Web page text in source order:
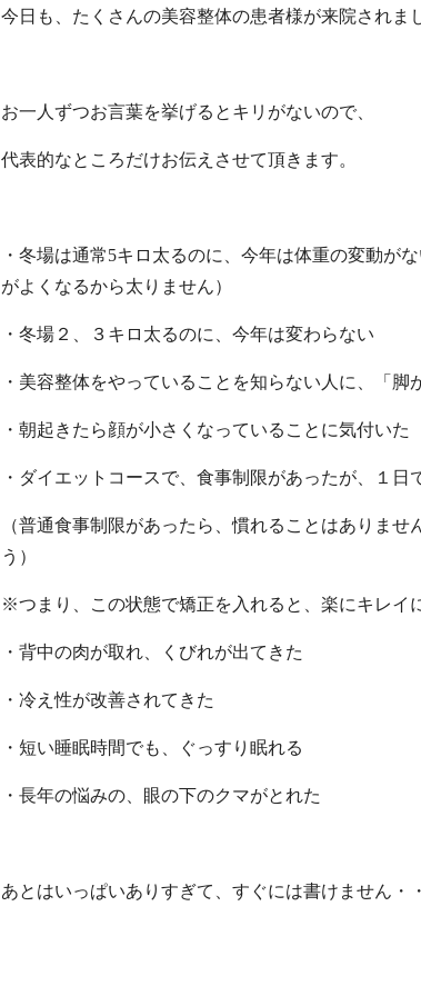
今日も、たくさんの美容整体の患者様が来院されま
お一人ずつお言葉を挙げるとキリがないので、
代表的なところだけお伝えさせて頂きます。
・冬場は通常5キロ太るのに、今年は体重の変動が
がよくなるから太りません）
・冬場２、３キロ太るのに、今年は変わらない
・美容整体をやっていることを知らない人に、「脚
・朝起きたら顔が小さくなっていることに気付いた
・ダイエットコースで、食事制限があったが、１日
（普通食事制限があったら、慣れることはありま
う）
※つまり、この状態で矯正を入れると、楽にキレイ
・背中の肉が取れ、くびれが出てきた
・冷え性が改善されてきた
・短い睡眠時間でも、ぐっすり眠れる
・長年の悩みの、眼の下のクマがとれた
あとはいっぱいありすぎて、すぐには書けません・